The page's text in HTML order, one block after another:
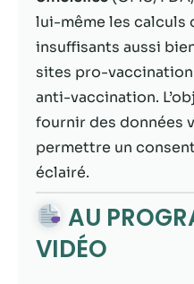
lui-même les calculs
insuffisants aussi
sites pro-
anti-vaccination.
fournir des données
permettre un
éclairé.
AU
VIDÉO